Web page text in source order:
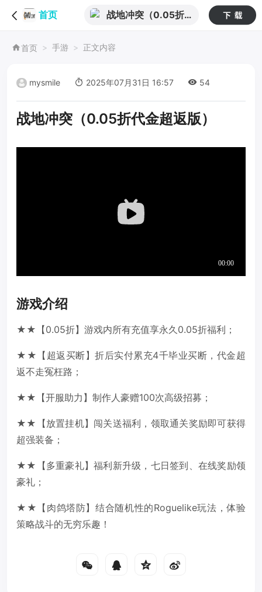
首页
战地冲突（0.05折
首页 手游 正文内容
mysmile 2025年07月31日 16:57 54
战地冲突（0.05折代金超返版）
游戏介绍
★★【0.05折】游戏内所有充值享永久0.05折福利；
★★【超返买断】折后实付累充4千毕业买断，代金超
返不走冤枉路；
★★【开服助力】制作人豪赠100次高级招募；
★★【放置挂机】闯关送福利，领取通关奖励即可获得
超强装备；
★★【多重豪礼】福利新升级，七日签到、在线奖励领
豪礼；
★★【肉鸽塔防】结合随机性的Roguelike玩法，体验
策略战斗的无穷乐趣！